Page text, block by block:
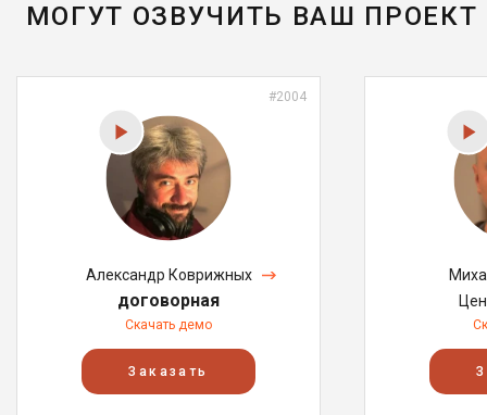
МОГУТ ОЗВУЧИТЬ ВАШ ПРОЕКТ
#2004
Александр Коврижных
договорная
Скачать демо
Заказать